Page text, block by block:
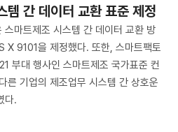
템 간 데이터 교환 표준 제정
스마트제조 시스템 간 데이터 교환 방
X 9101을 제정했다. 또한, 스마트팩토
부대 행사인 스마트제조 국가표준 컨
른 기업의 제조업무 시스템 간 상호운
다.